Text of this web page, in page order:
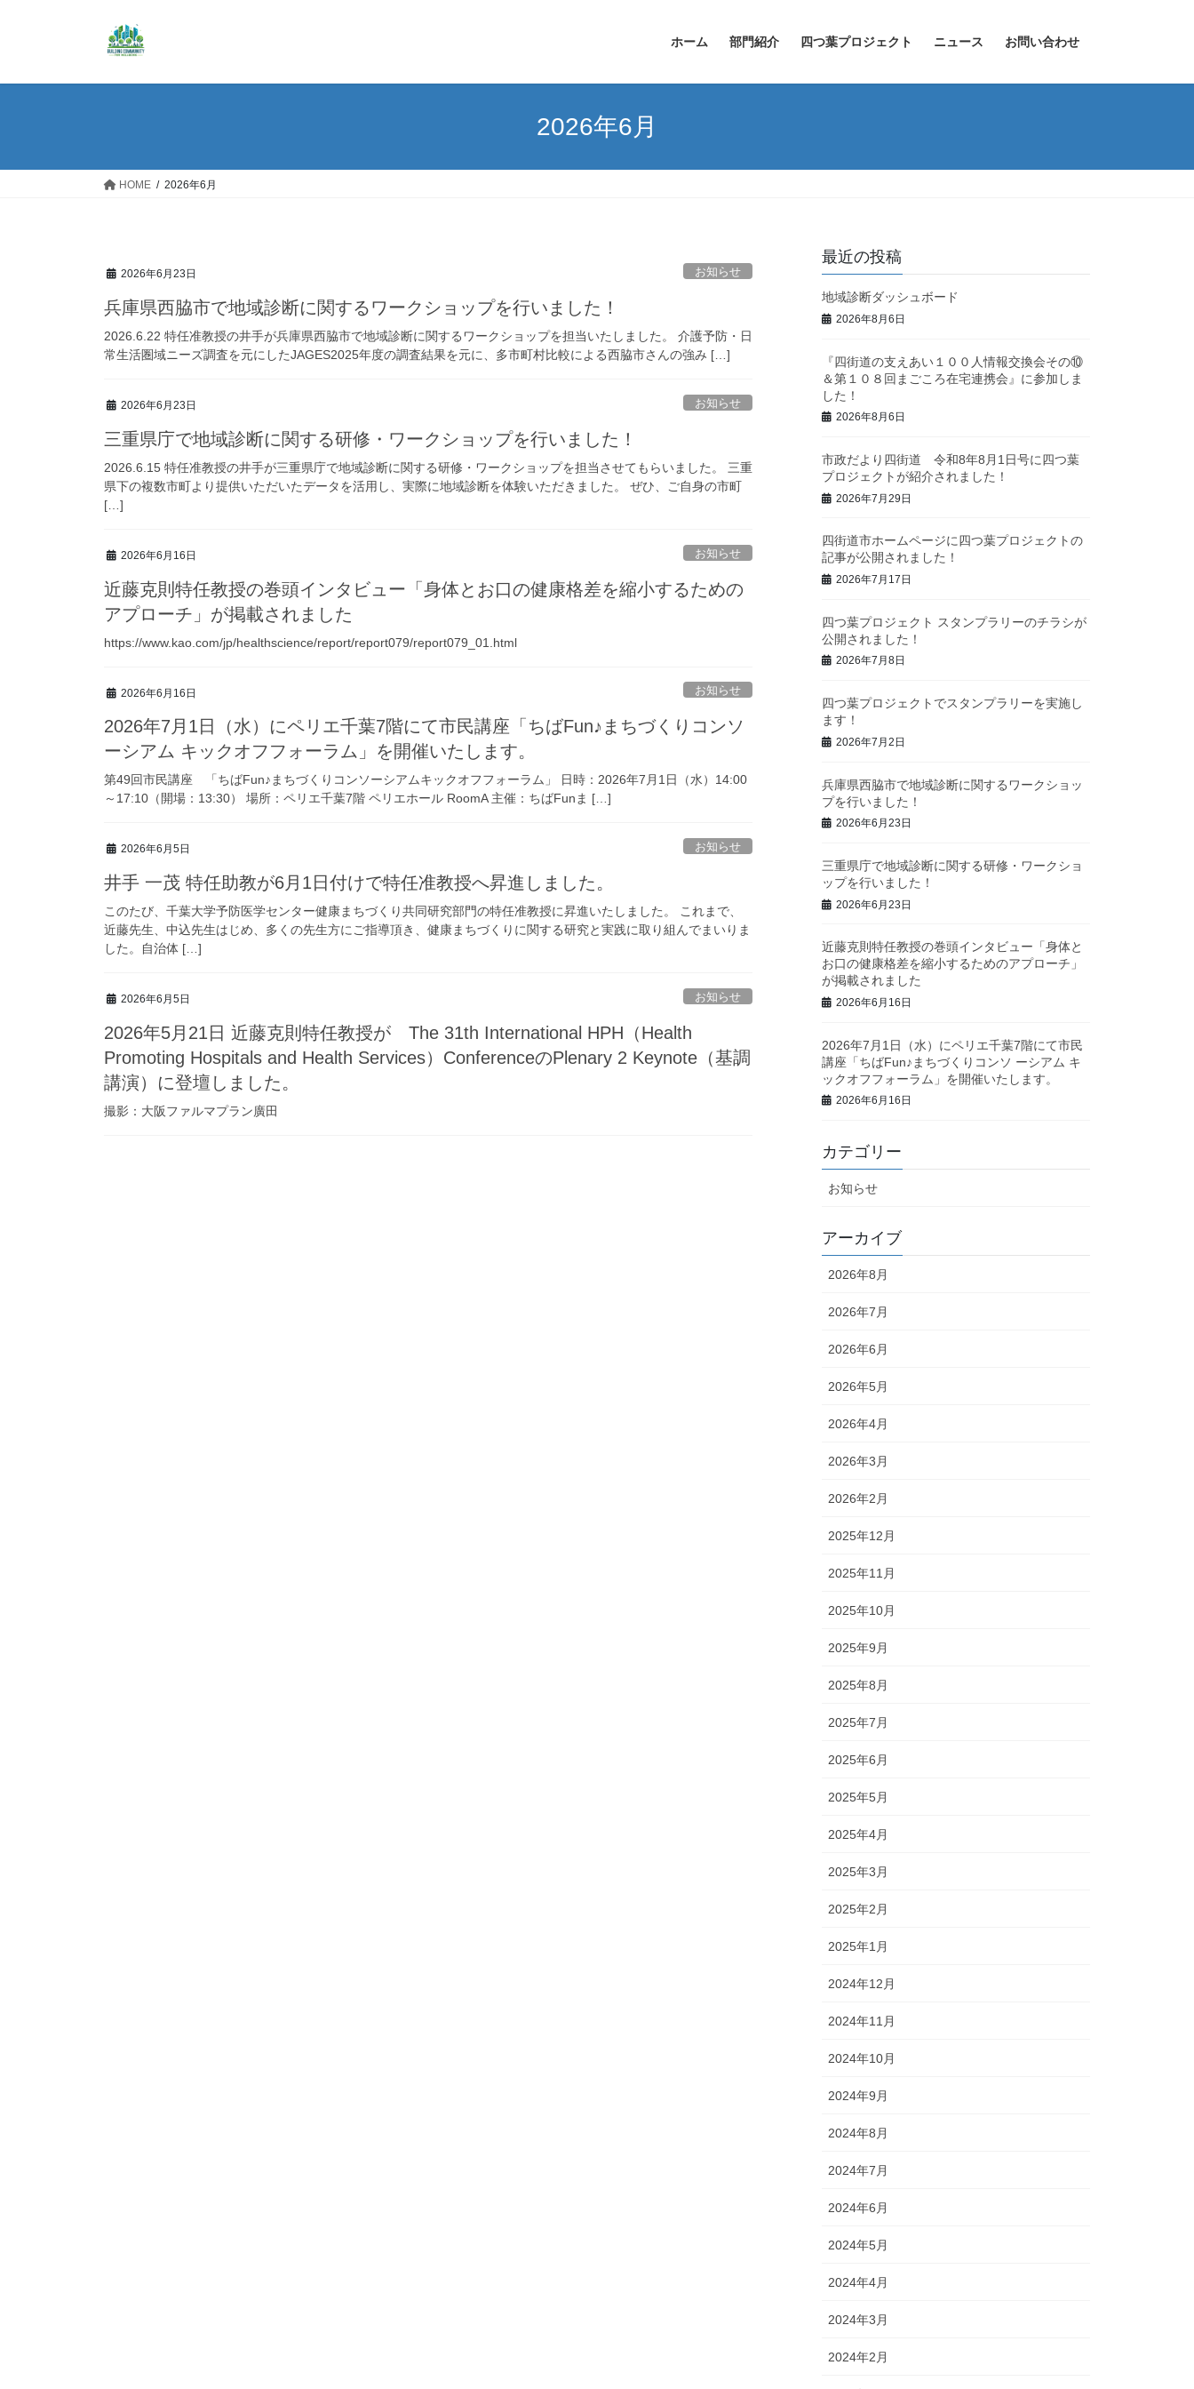
ホーム 部門紹介 四つ葉プロジェクト ニュース お問い合わせ
2026年6月
HOME 2026年6月
2026年6月23日 お知らせ
兵庫県西脇市で地域診断に関するワークショップを行いました！
2026.6.22 特任准教授の井手が兵庫県西脇市で地域診断に関するワークショップを担当いたしました。 介護予防・日
常生活圏域ニーズ調査を元にしたJAGES2025年度の調査結果を元に、多市町村比較による西脇市さんの強み […]
2026年6月23日 お知らせ
三重県庁で地域診断に関する研修・ワークショップを行いました！
2026.6.15 特任准教授の井手が三重県庁で地域診断に関する研修・ワークショップを担当させてもらいました。 三重
県下の複数市町より提供いただいたデータを活用し、実際に地域診断を体験いただきました。 ぜひ、ご自身の市町
[…]
2026年6月16日 お知らせ
近藤克則特任教授の巻頭インタビュー「身体とお口の健康格差を縮小するための
アプローチ」が掲載されました
https://www.kao.com/jp/healthscience/report/report079/report079_01.html
2026年6月16日 お知らせ
2026年7月1日（水）にペリエ千葉7階にて市民講座「ちばFun♪まちづくりコンソ
ーシアム キックオフフォーラム」を開催いたします。
第49回市民講座 「ちばFun♪まちづくりコンソーシアムキックオフフォーラム」 日時：2026年7月1日（水）14:00
～17:10（開場：13:30） 場所：ペリエ千葉7階 ペリエホール RoomA 主催：ちばFunま […]
2026年6月5日 お知らせ
井手 一茂 特任助教が6月1日付けで特任准教授へ昇進しました。
このたび、千葉大学予防医学センター健康まちづくり共同研究部門の特任准教授に昇進いたしました。 これまで、
近藤先生、中込先生はじめ、多くの先生方にご指導頂き、健康まちづくりに関する研究と実践に取り組んでまいりま
した。自治体 […]
2026年6月5日 お知らせ
2026年5月21日 近藤克則特任教授が The 31th International HPH（Health
Promoting Hospitals and Health Services）ConferenceのPlenary 2 Keynote（基調
講演）に登壇しました。
撮影：大阪ファルマプラン廣田
最近の投稿
地域診断ダッシュボード
2026年8月6日
『四街道の支えあい１００人情報交換会その⑩
＆第１０８回まごころ在宅連携会』に参加しま
した！
2026年8月6日
市政だより四街道 令和8年8月1日号に四つ葉
プロジェクトが紹介されました！
2026年7月29日
四街道市ホームページに四つ葉プロジェクトの
記事が公開されました！
2026年7月17日
四つ葉プロジェクト スタンプラリーのチラシが
公開されました！
2026年7月8日
四つ葉プロジェクトでスタンプラリーを実施し
ます！
2026年7月2日
兵庫県西脇市で地域診断に関するワークショッ
プを行いました！
2026年6月23日
三重県庁で地域診断に関する研修・ワークショ
ップを行いました！
2026年6月23日
近藤克則特任教授の巻頭インタビュー「身体と
お口の健康格差を縮小するためのアプローチ」
が掲載されました
2026年6月16日
2026年7月1日（水）にペリエ千葉7階にて市民
講座「ちばFun♪まちづくりコンソ ーシアム キ
ックオフフォーラム」を開催いたします。
2026年6月16日
カテゴリー
お知らせ
アーカイブ
2026年8月
2026年7月
2026年6月
2026年5月
2026年4月
2026年3月
2026年2月
2025年12月
2025年11月
2025年10月
2025年9月
2025年8月
2025年7月
2025年6月
2025年5月
2025年4月
2025年3月
2025年2月
2025年1月
2024年12月
2024年11月
2024年10月
2024年9月
2024年8月
2024年7月
2024年6月
2024年5月
2024年4月
2024年3月
2024年2月